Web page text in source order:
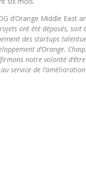
d’Orange Middle East
ont été déposés, soit
des startups
d’Orange.
notre volonté
service de